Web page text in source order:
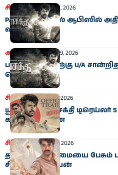
சினிமா January 12, 2026
Parasakthi பாக்ஸ் ஆபிஸில்
வசூல்!
அரசியல் January 9, 2026
பராசக்தி படத்திற்கு U/A
வெளியாகிறது
சினிமா January 7, 2026
யூடியூபில் பராசக்தி
கடந்து சாதனை
சினிமா January 4, 2026
தமிழின் பெருமையை பேசும்
சிவகார்த்திகேயன்